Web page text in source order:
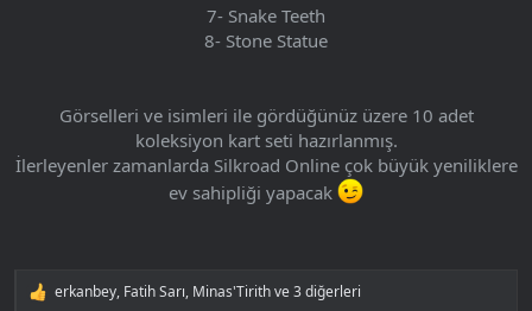
7- Snake Teeth
8- Stone Statue
Görselleri ve isimleri ile gördüğünüz üzere 10 adet
koleksiyon kart seti hazırlanmış.
İlerleyenler zamanlarda Silkroad Online çok büyük yeniliklere
ev sahipliği yapacak
T
erkanbey, Fatih Sarı, Minas'Tirithve 3 diğerleri